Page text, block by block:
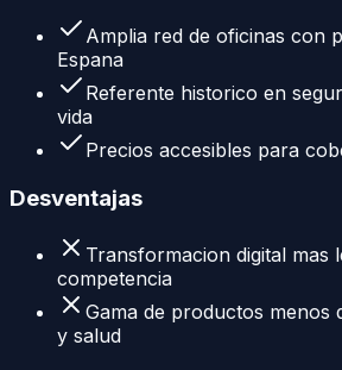
Amplia red de oficinas con
Espana
Referente historico en
vida
Precios accesibles para
Desventajas
Transformacion digital mas
competencia
Gama de productos menos
y salud